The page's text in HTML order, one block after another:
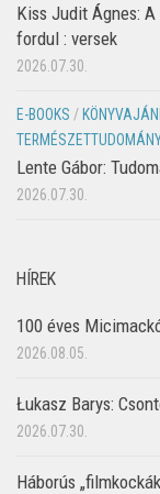
Kiss Judit Ágnes:
fordul : versek
2026.07.30.
E-BOOKS /
Lente Gábor:
2026.07.30.
HÍREK
100 éves
2026.08.05.
Łukasz Barys:
2026.07.30.
Háborús